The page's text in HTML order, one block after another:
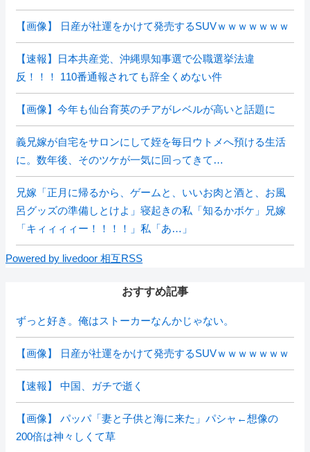
【画像】 日産が社運をかけて発売するSUVｗｗｗｗｗｗｗ
【速報】日本共産党、沖縄県知事選で公職選挙法違
反！！！ 110番通報されても辞全くめない件
【画像】今年も仙台育英のチアがレベルが高いと話題に
義兄嫁が自宅をサロンにして姪を毎日ウトメへ預ける生活
に。数年後、そのツケが一気に回ってきて…
兄嫁「正月に帰るから、ゲームと、いいお肉と酒と、お風
呂グッズの準備しとけよ」寝起きの私「知るかボケ」兄嫁
「キィィィィー！！！！」私「あ…」
Powered by livedoor 相互RSS
おすすめ記事
ずっと好き。俺はストーカーなんかじゃない。
【画像】 日産が社運をかけて発売するSUVｗｗｗｗｗｗｗ
【速報】 中国、ガチで逝く
【画像】 パッパ「妻と子供と海に来た」パシャ←想像の
200倍は神々しくて草